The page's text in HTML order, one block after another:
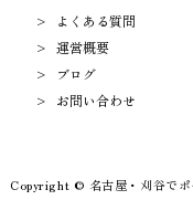
よくある質問
運営概要
ブログ
お問い合わせ
Copyright © 名古屋・刈谷でポ